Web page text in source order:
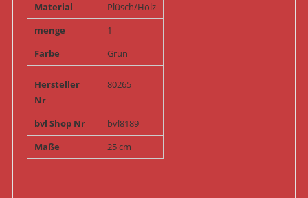
Material
Plüsch/Holz
menge
1
Farbe
Grün
Hersteller
Nr
80265
bvl Shop Nr
bvl8189
Maße
25 cm